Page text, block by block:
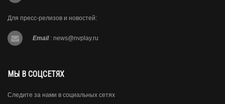
Для пресс-релизов и новостей:
Email : news@nvplay.ru
МЫ В СОЦСЕТЯХ
Следите за нами в социальных сетях